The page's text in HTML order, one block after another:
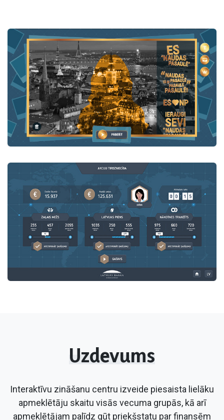
​Uzdevums
Interaktīvu zināšanu centru izveide piesaista lielāku
apmeklētāju skaitu visās vecuma grupās, kā arī
apmeklētājam palīdz gūt priekšstatu par finansēm